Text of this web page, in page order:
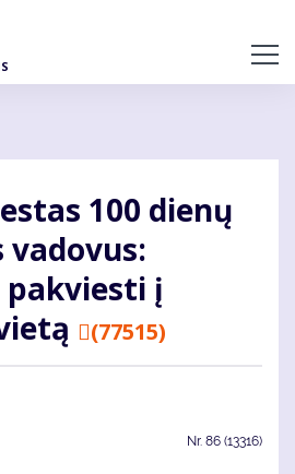
100 dienų
į
(77515)
Nr. 86 (13316)